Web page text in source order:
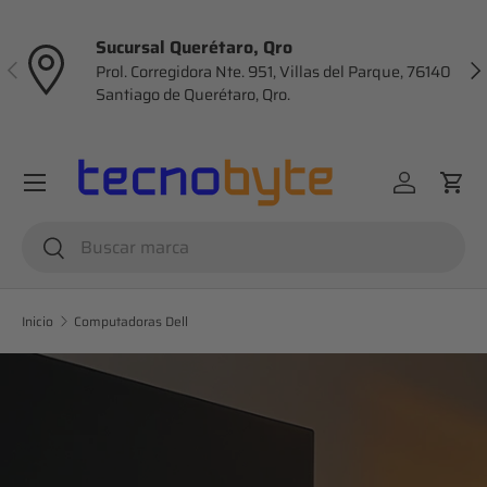
Ir al contenido
Anterior
Sucursal Querétaro, Qro
Prol. Corregidora Nte. 951, Villas del Parque, 76140
Santiago de Querétaro, Qro.
Buscar
Buscar
Iniciar
Menú
Inicio Computadoras Dell